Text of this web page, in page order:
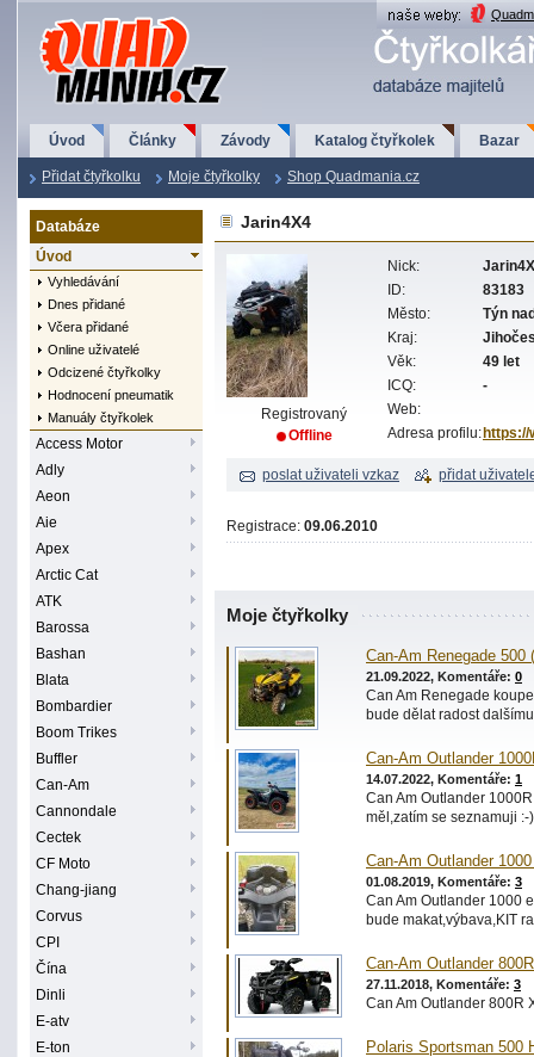
QuadMania.cz
Úvod Články Závody Katalog čtyřkolek Bazar
Přidat čtyřkolku Moje čtyřkolky Shop Quadmania.cz
Databáze
Úvod
Vyhledávání
Dnes přidané
Včera přidané
Online uživatelé
Odcizené čtyřkolky
Hodnocení pneumatik
Manuály čtyřkolek
Access Motor
Adly
Aeon
Aie
Apex
Arctic Cat
ATK
Barossa
Bashan
Blata
Bombardier
Boom Trikes
Buffler
Can-Am
Cannondale
Cectek
CF Moto
Chang-jiang
Corvus
CPI
Čína
Dinli
E-atv
E-ton
Jarin4X4
Registrovaný
Offline
Nick:
ID:
83183
Město:
Týn
Kraj:
Věk:
49 let
ICQ:
-
Web:
Adresa profilu: https://
poslat uživateli vzkaz přidat
Registrace: 09.06.2010
Moje čtyřkolky
Can-Am Renegade 500
21.09.2022, Komentáře: 0
Can Am Renegade
bude dělat radost
Can-Am Outlander
14.07.2022, Komentáře: 1
Can Am Outlander
měl,zatím se seznamuji
Can-Am Outlander
01.08.2019, Komentáře: 3
Can Am Outlander 1000
bude makat,výbava,KIT
Can-Am Outlander
27.11.2018, Komentáře: 3
Can Am Outlander 800R
Polaris Sportsman 500